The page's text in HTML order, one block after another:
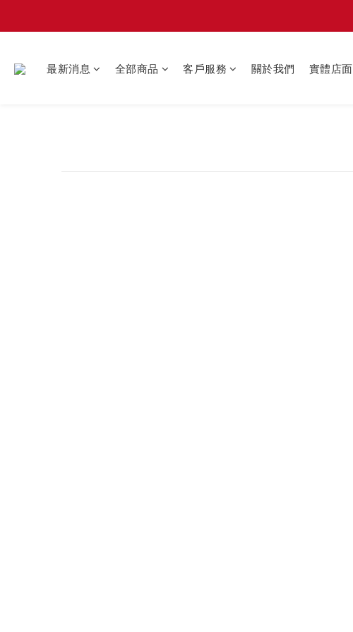
最新消息 全部商品 客戶服務 關於我們 實體店面